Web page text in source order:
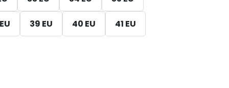
39 EU 40 EU 41 EU